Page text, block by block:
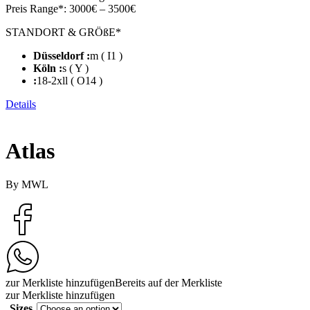
Preis Range*: 3000€ – 3500€
STANDORT & GRÖßE*
Düsseldorf :m ( I1 )
Köln :s ( Y )
:18-2xll ( O14 )
Details
Atlas
By MWL
zur Merkliste hinzufügenBereits auf der Merkliste
zur Merkliste hinzufügen